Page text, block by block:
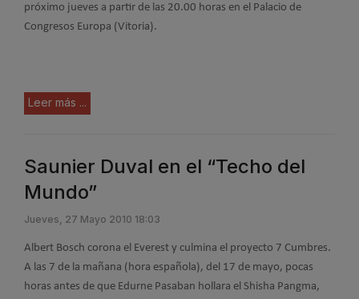
próximo jueves a partir de las 20.00 horas en el Palacio de
Congresos Europa (Vitoria).
Leer más ...
Saunier Duval en el “Techo del
Mundo”
Jueves, 27 Mayo 2010 18:03
Albert Bosch corona el Everest y culmina el proyecto 7 Cumbres.
A las 7 de la mañana (hora española), del 17 de mayo, pocas
horas antes de que Edurne Pasaban hollara el Shisha Pangma,